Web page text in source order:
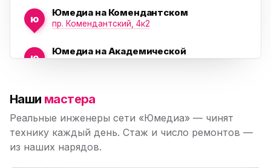
ю
Юмедиа на Комендантском
пр. Комендантский, 4к2
ю
Юмедиа на Академической
ю Морская набережная, 35
ю
Юмедиа на Наставников
пр. Наставников 35
Наши мастера
Реальные инженеры сети «Юмедиа» — чинят
технику каждый день. Стаж и число ремонтов —
из наших нарядов.